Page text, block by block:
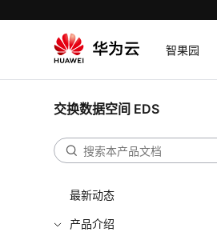
智果园
交换数据空间 EDS
最新动态
产品介绍